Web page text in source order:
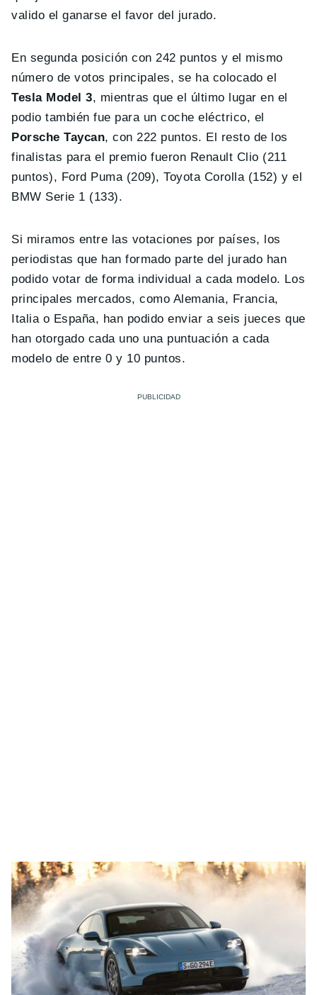
valido el ganarse el favor del jurado.
En segunda posición con 242 puntos y el mismo
número de votos principales, se ha colocado el
Tesla Model 3, mientras que el último lugar en el
podio también fue para un coche eléctrico, el
Porsche Taycan, con 222 puntos. El resto de los
finalistas para el premio fueron Renault Clio (211
puntos), Ford Puma (209), Toyota Corolla (152) y el
BMW Serie 1 (133).
Si miramos entre las votaciones por países, los
periodistas que han formado parte del jurado han
podido votar de forma individual a cada modelo. Los
principales mercados, como Alemania, Francia,
Italia o España, han podido enviar a seis jueces que
han otorgado cada uno una puntuación a cada
modelo de entre 0 y 10 puntos.